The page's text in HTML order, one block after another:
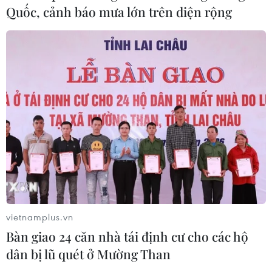
03/08/2026 15:59
Làn sóng người Israel di cư ra nước
ngoài vẫn ở mức kỷ lục
03/08/2026 11:32
Tín hiệu tích cực đối với tiến trình
phục hồi kinh tế của Syria
03/08/2026 07:22
Tổng thống Mỹ: Các bên đạt bước
tiến hướng tới chấm dứt xung đột với
Quốc, cảnh báo mưa lớn trên diện rộng
vietnamplus.vn
Bàn giao 24 căn nhà tái định cư cho các hộ
dân bị lũ quét ở Mường Than